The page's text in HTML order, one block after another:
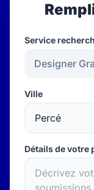
Service
Ville
Détails de votre